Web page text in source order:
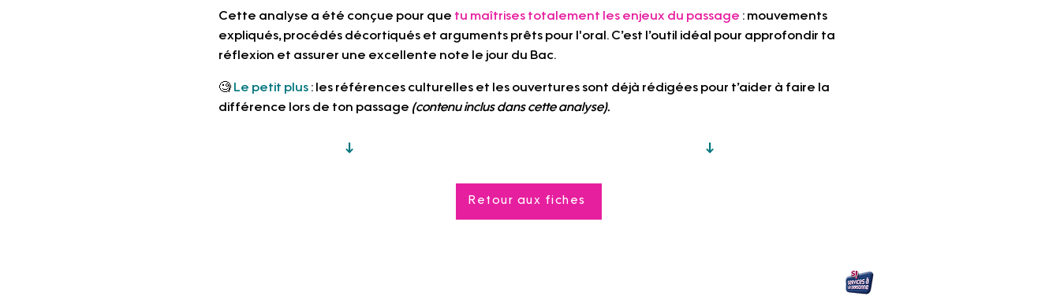
Cette analyse a été conçue pour que tu maîtrises totalement les enjeux du passage : mouvements
expliqués, procédés décortiqués et arguments prêts pour l'oral. C’est l’outil idéal pour approfondir ta
réflexion et assurer une excellente note le jour du Bac.
🧐 Le petit plus : les références culturelles et les ouvertures sont déjà rédigées pour t’aider à faire la
différence lors de ton passage (contenu inclus dans cette analyse).
↓                                                                                        ↓
Retour aux fiches